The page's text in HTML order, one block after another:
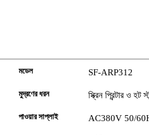
মডেল SF-ARP312
মুদ্রণের ধরন স্ক্রিন প্রিন্টার ও হট
পাওয়ার সাপ্লাই AC380V 50/